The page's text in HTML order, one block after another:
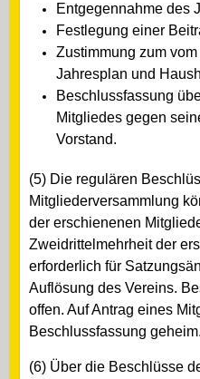
Entgegennahme des
Festlegung einer
Zustimmung zum
Jahresplan und
Beschlussfassung
Mitgliedes gegen
Vorstand.
(5) Die regulären
Mitgliederversammlung
der erschienenen
Zweidrittelmehrheit der
erforderlich für
Auflösung des Vereins.
offen. Auf Antrag eines
Beschlussfassung geheim.
(6) Über die Beschlüsse